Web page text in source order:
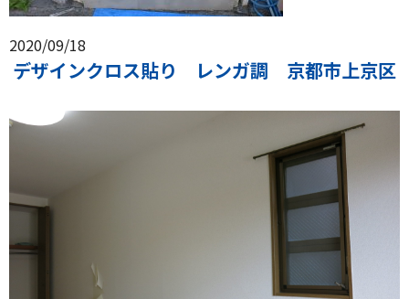
2020/09/18
デザインクロス貼り レンガ調 京都市上京区